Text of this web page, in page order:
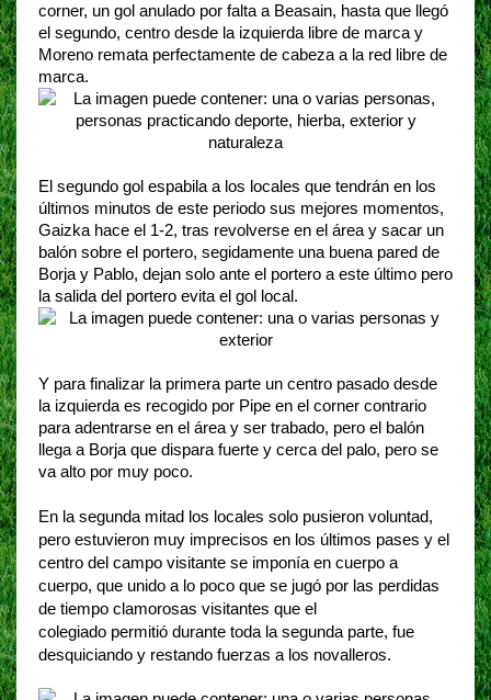
corner, un gol anulado por falta a Beasain, hasta que llegó
el segundo, centro desde la izquierda libre de marca y
Moreno remata perfectamente de cabeza a la red libre de
marca.
El segundo gol espabila a los locales que tendrán en los
últimos minutos de este periodo sus mejores momentos,
Gaizka hace el 1-2, tras revolverse en el área y sacar un
balón sobre el portero, segidamente una buena pared de
Borja y Pablo, dejan solo ante el portero a este último pero
la salida del portero evita el gol local.
Y para finalizar la primera parte un centro pasado desde
la izquierda es recogido por Pipe en el corner contrario
para adentrarse en el área y ser trabado, pero el balón
llega a Borja que dispara fuerte y cerca del palo, pero se
va alto por muy poco.
En la segunda mitad los locales solo pusieron voluntad,
pero estuvieron muy imprecisos en los últimos pases y el
centro del campo visitante se imponía en cuerpo a
cuerpo, que unido a lo poco que se jugó por las perdidas
de tiempo clamorosas visitantes que el
colegiado permitió durante toda la segunda parte, fue
desquiciando y restando fuerzas a los novalleros.